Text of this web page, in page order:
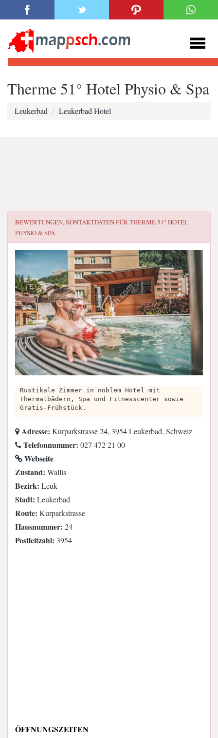
Therme 51° Hotel Physio & Spa
Leukerbad Leukerbad Hotel
BEWERTUNGEN, KONTAKTDATEN FÜRTHERME 51° HOTEL
PHYSIO & SPA
Rustikale Zimmer in noblem Hotel mit
Thermalbädern, Spa und Fitnesscenter sowie
Gratis-Frühstück.
Adresse: Kurparkstrasse 24, 3954 Leukerbad, Schweiz
Telefonnummer: 027 472 21 00
Webseite
Zustand: Wallis
Bezirk: Leuk
Stadt: Leukerbad
Route: Kurparkstrasse
Hausnummer: 24
Postleitzahl: 3954
ÖFFNUNGSZEITEN